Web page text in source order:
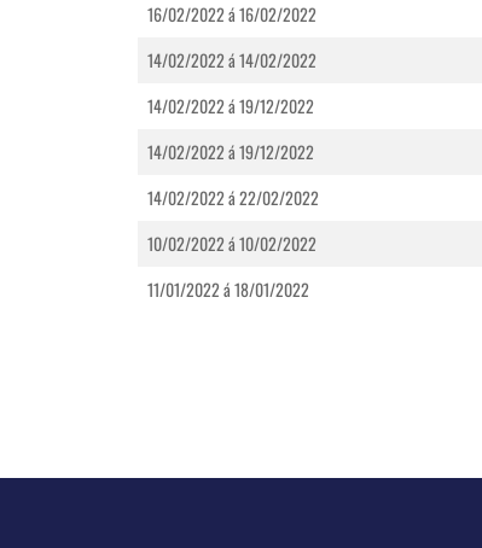
16/02/2022 á 16/02/2022
14/02/2022 á 14/02/2022
14/02/2022 á 19/12/2022
14/02/2022 á 19/12/2022
14/02/2022 á 22/02/2022
10/02/2022 á 10/02/2022
11/01/2022 á 18/01/2022